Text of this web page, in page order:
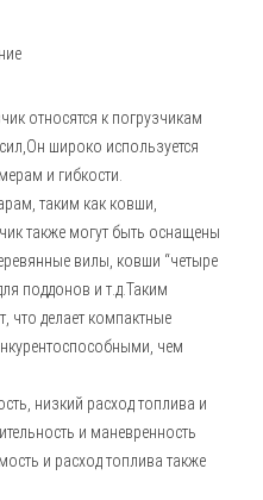
относятся к погрузчикам
широко используется
и гибкости.
таким как ковши,
также могут быть оснащены
вилы, ковши “четыре
поддонов и т.д.Таким
что делает компактные
чем
низкий расход топлива и
и маневренность
и расход топлива также